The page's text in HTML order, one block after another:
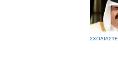
ΣΧΟΛΙΑΣΤΕ